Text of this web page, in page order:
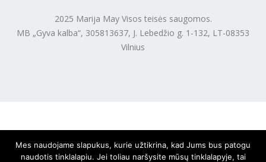
2025 Marija May Visos teisės saugomos.
MB „Gyva kalba“, 305813637, J. Lebedžio g. 1-132, LT-08353
Vilnius
Mes naudojame slapukus, kurie užtikrina, kad Jums bus patogu
naudotis tinklalapiu. Jei toliau naršysite mūsų tinklalapyje, tai